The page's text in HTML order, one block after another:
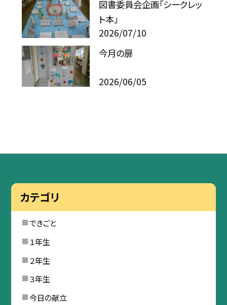
図書委員会企画「シークレッ
ト本」
2026/07/10
今月の扉
2026/06/05
カテゴリ
できごと
１年生
２年生
３年生
今日の献立